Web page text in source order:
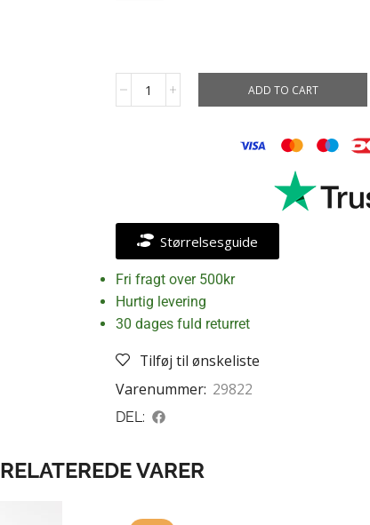
ADD TO CART
Størrelsesguide
Fri fragt over 500kr
Hurtig levering
30 dages fuld returret
Tilføj til ønskeliste
Varenummer: 29822
DEL:
RELATEREDE VARER